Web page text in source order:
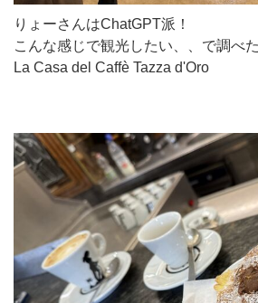
りょーさんはChatGPT派！
こんな感じで観光したい、、で調べ
La Casa del Caffè Tazza d'Oro